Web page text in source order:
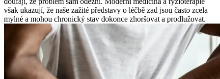
však ukazují, že naše zažité představy o léčbě zad jsou často zcela
mylné a mohou chronický stav dokonce zhoršovat a prodlužovat.